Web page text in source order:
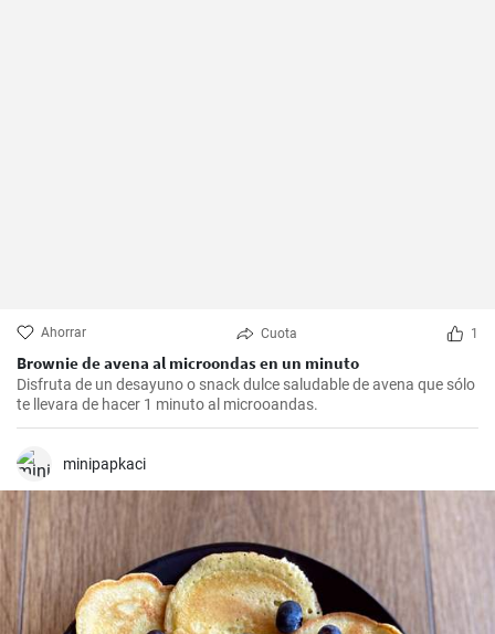
Ahorrar Cuota 1
Brownie de avena al microondas en un minuto
Disfruta de un desayuno o snack dulce saludable de avena que sólo
te llevara de hacer 1 minuto al microoandas.
minipapkaci